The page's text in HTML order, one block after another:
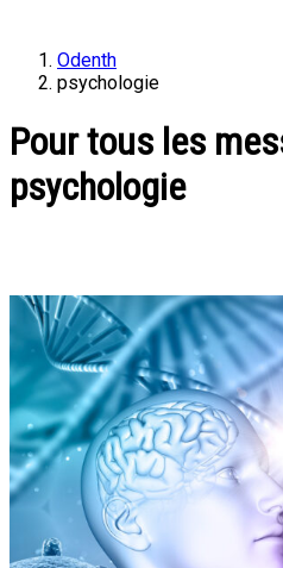
Odenth
psychologie
Pour tous les
psychologie